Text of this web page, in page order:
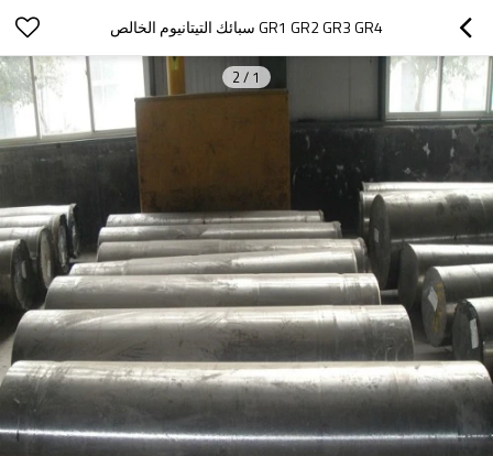
GR1 GR2 GR3 GR4 سبائك التيتانيوم الخالص
1
/
2